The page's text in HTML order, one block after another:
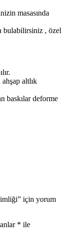
masasında
bulabilirsiniz , özel
altlık
baskılar deforme
için yorum
* ile